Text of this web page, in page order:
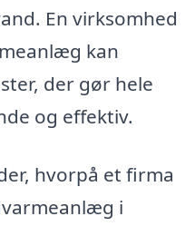
En virksomhed
kan
der gør hele
og effektiv.
hvorpå et firma
i